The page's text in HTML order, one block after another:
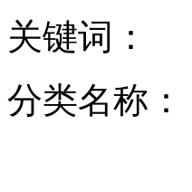
关键词：
分类名称：